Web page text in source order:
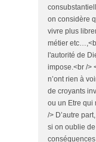
on considère
vivre plus
métier
l'autorité de
impose.<br />
n’ont rien à
de croyants
ou un Etre qui
/> D’autre
si on oublie